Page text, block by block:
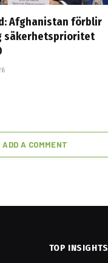
Afghanistan förblir
säkerhetsprioritet
ADD A COMMENT
TOP INSIGHTS